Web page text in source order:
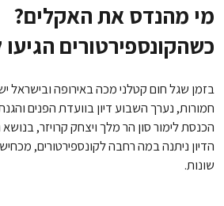
מי מהנדס את האקלים?
כשהקונספירטורים
בזמן שגל חום קטלני מכה באירופה ובישראל
חמורות, נערך השבוע דיון בוועדת הפנים
הכנסת לימור סון הר מלך ויצחק קרויזר,
הדיון ניתנה במה רחבה לקונספירטורים,
שונות.